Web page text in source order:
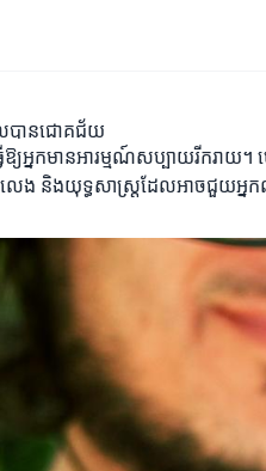
លបានជោគជ័យ
ឱ្យអ្នកមានអារម្មណ៍សប្បាយរីករា
េង និងយុទ្ធសាស្ត្រដែលអាចជួយអ្នក